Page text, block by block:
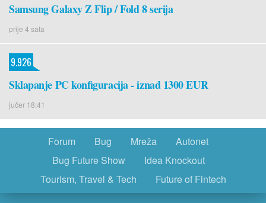
Samsung Galaxy Z Flip / Fold 8 serija
prije 4 sata
Sklapanje PC konfiguracija - iznad 1300 EUR
jučer 18:41
9.926
Forum Bug Mreža
Autonet
Bug Future Show
Idea Knockout
Tourism, Travel & Tech
Future of Fintech